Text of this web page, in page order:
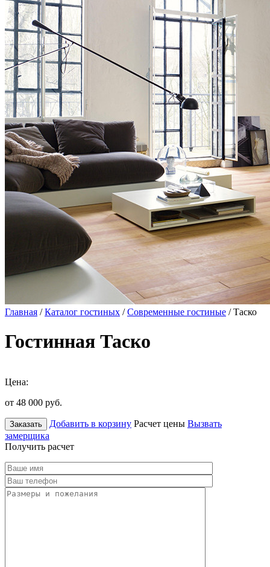
Главная /Каталог гостиных /Современные гостиные / Таско
Гостинная Таско
Цена:
от 48 000 руб.
Заказать Добавить в корзину Расчет цены Вызвать
замерщика
Получить расчет